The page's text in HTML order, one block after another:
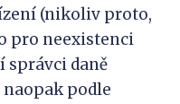
(nikoliv proto,
pro neexistenci
správci daně
podle